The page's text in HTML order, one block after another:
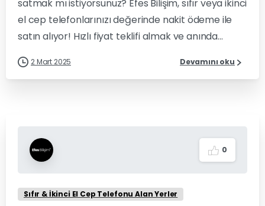
satmak mı istiyorsunuz? Efes Bilişim, sıfır veya ikinci
el cep telefonlarınızı değerinde nakit ödeme ile
satın alıyor! Hızlı fiyat teklifi almak ve anında...
2 Mart 2025 Devamını oku
0
Sıfır & İkinci El Cep Telefonu Alan Yerler